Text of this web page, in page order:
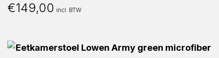
€149,00 incl. BTW